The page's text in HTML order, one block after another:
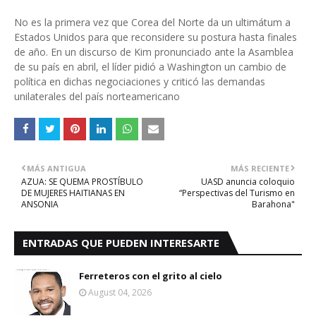
No es la primera vez que Corea del Norte da un ultimátum a
Estados Unidos para que reconsidere su postura hasta finales
de año. En un discurso de Kim pronunciado ante la Asamblea
de su país en abril, el líder pidió a Washington un cambio de
política en dichas negociaciones y criticó las demandas
unilaterales del país norteamericano
MÁS RECIENTE
UASD anuncia coloquio
“Perspectivas del Turismo en
Barahona"
MÁS ANTIGUA
AZUA: SE QUEMA PROSTÍBULO
DE MUJERES HAITIANAS EN
ANSONIA
ENTRADAS QUE PUEDEN INTERESARTE
Ferreteros con el grito al cielo
August 04, 2026